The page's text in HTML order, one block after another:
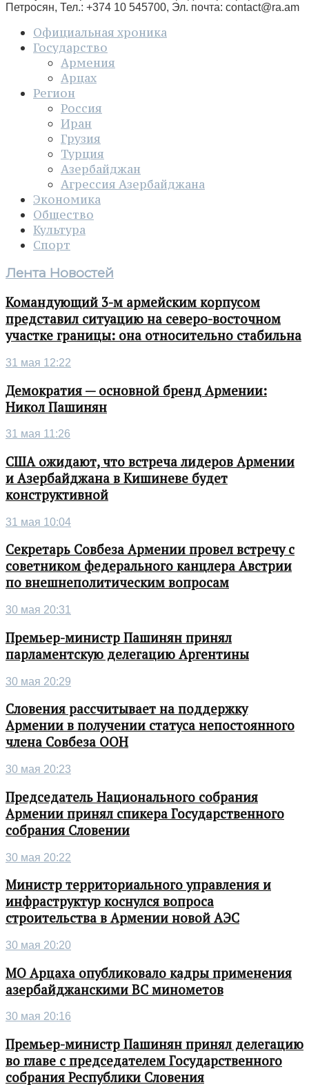
Петросян, Тел.: +374 10 545700, Эл. почта: contact@ra.am
Официальная хроника
Государство
Армения
Арцах
Регион
Россия
Иран
Грузия
Турция
Азербайджан
Агрессия Азербайджана
Экономика
Общество
Культура
Спорт
Лента Новостей
Командующий 3-м армейским корпусом
представил ситуацию на северо-восточном
участке границы: она относительно стабильна
31 мая 12:22
Демократия — основной бренд Армении:
Никол Пашинян
31 мая 11:26
США ожидают, что встреча лидеров Армении
и Азербайджана в Кишиневе будет
конструктивной
31 мая 10:04
Секретарь Совбеза Армении провел встречу с
советником федерального канцлера Австрии
по внешнеполитическим вопросам
30 мая 20:31
Премьер-министр Пашинян принял
парламентскую делегацию Аргентины
30 мая 20:29
Словения рассчитывает на поддержку
Армении в получении статуса непостоянного
члена Совбеза ООН
30 мая 20:23
Председатель Национального собрания
Армении принял спикера Государственного
собрания Словении
30 мая 20:22
Министр территориального управления и
инфраструктур коснулся вопроса
строительства в Армении новой АЭС
30 мая 20:20
МО Арцаха опубликовало кадры применения
азербайджанскими ВС минометов
30 мая 20:16
Премьер-министр Пашинян принял делегацию
во главе с председателем Государственного
собрания Республики Словения